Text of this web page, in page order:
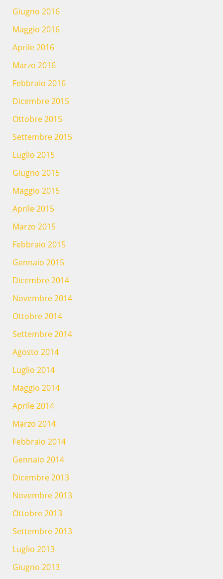
Giugno 2016
Maggio 2016
Aprile 2016
Marzo 2016
Febbraio 2016
Dicembre 2015
Ottobre 2015
Settembre 2015
Luglio 2015
Giugno 2015
Maggio 2015
Aprile 2015
Marzo 2015
Febbraio 2015
Gennaio 2015
Dicembre 2014
Novembre 2014
Ottobre 2014
Settembre 2014
Agosto 2014
Luglio 2014
Maggio 2014
Aprile 2014
Marzo 2014
Febbraio 2014
Gennaio 2014
Dicembre 2013
Novembre 2013
Ottobre 2013
Settembre 2013
Luglio 2013
Giugno 2013